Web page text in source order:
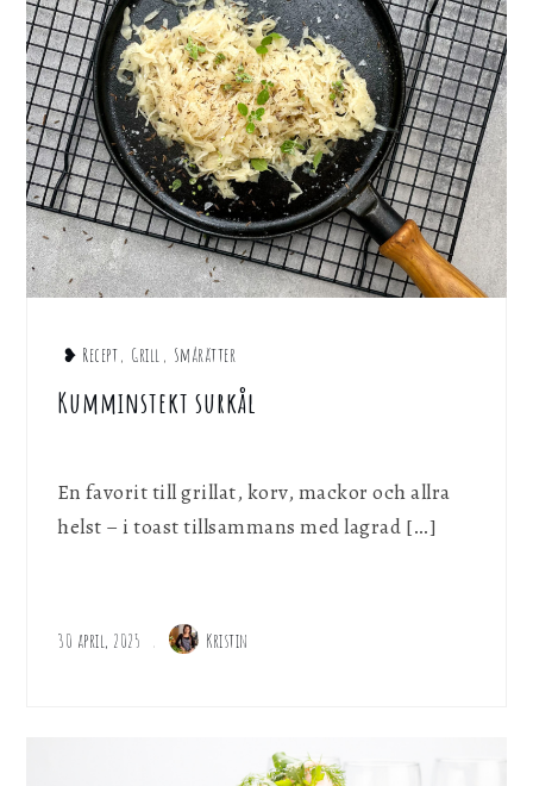
❥ Recept, Grill , Smårätter
Kumminstekt surkål
En favorit till grillat, korv, mackor och allra
helst – i toast tillsammans med lagrad […]
30 april, 2025 Kristin